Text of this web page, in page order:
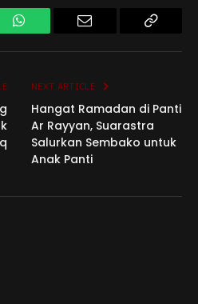
WhatsApp Email
Copy
NEXT ARTICLE
Hangat Ramadan di Panti
Ar Rayyan, Suarastra
Salurkan Sembako untuk
Anak Panti